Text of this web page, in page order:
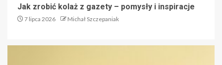
Jak zrobić kolaż z gazety – pomysły i inspiracje
7 lipca 2026 Michał Szczepaniak